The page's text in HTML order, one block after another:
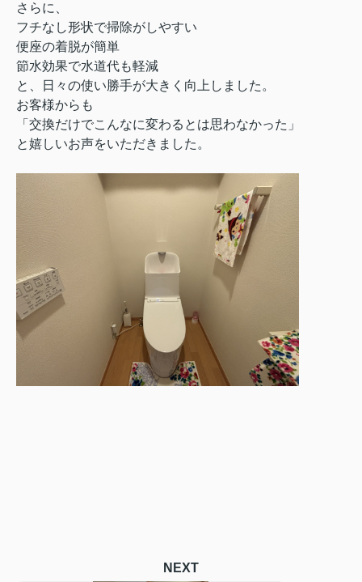
さらに、
フチなし形状で掃除がしやすい
便座の着脱が簡単
節水効果で水道代も軽減
と、日々の使い勝手が大きく向上しました。
お客様からも
「交換だけでこんなに変わるとは思わなかった」
と嬉しいお声をいただきました。
NEXT